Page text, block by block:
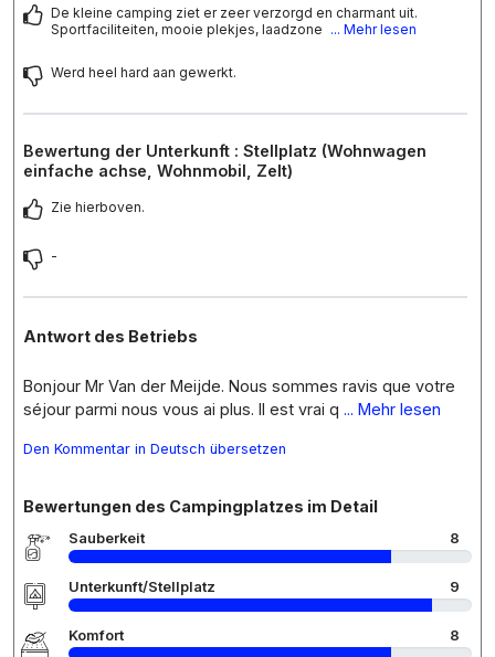
De kleine camping ziet er zeer verzorgd en charmant uit.
Sportfaciliteiten, mooie plekjes, laadzone ... Mehr lesen
Werd heel hard aan gewerkt.
Bewertung der Unterkunft : Stellplatz (Wohnwagen
einfache achse, Wohnmobil, Zelt)
Zie hierboven.
-
Antwort des Betriebs
Bonjour Mr Van der Meijde. Nous sommes ravis que votre
séjour parmi nous vous ai plus. Il est vrai q ... Mehr lesen
Den Kommentar in Deutsch übersetzen
Bewertungen des Campingplatzes im Detail
Sauberkeit 8
Unterkunft/Stellplatz 9
Komfort 8